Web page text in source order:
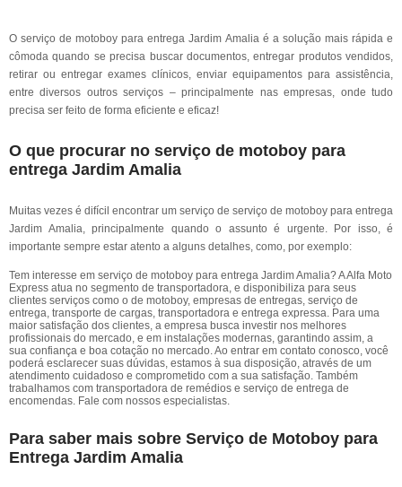
O serviço de motoboy para entrega Jardim Amalia é a solução mais rápida e
cômoda quando se precisa buscar documentos, entregar produtos vendidos,
retirar ou entregar exames clínicos, enviar equipamentos para assistência,
entre diversos outros serviços – principalmente nas empresas, onde tudo
precisa ser feito de forma eficiente e eficaz!
O que procurar no serviço de motoboy para
entrega Jardim Amalia
Muitas vezes é difícil encontrar um serviço de serviço de motoboy para entrega
Jardim Amalia, principalmente quando o assunto é urgente. Por isso, é
importante sempre estar atento a alguns detalhes, como, por exemplo:
Tem interesse em serviço de motoboy para entrega Jardim Amalia? A Alfa Moto
Express atua no segmento de transportadora, e disponibiliza para seus
clientes serviços como o de motoboy, empresas de entregas, serviço de
entrega, transporte de cargas, transportadora e entrega expressa. Para uma
maior satisfação dos clientes, a empresa busca investir nos melhores
profissionais do mercado, e em instalações modernas, garantindo assim, a
sua confiança e boa cotação no mercado. Ao entrar em contato conosco, você
poderá esclarecer suas dúvidas, estamos à sua disposição, através de um
atendimento cuidadoso e comprometido com a sua satisfação. Também
trabalhamos com transportadora de remédios e serviço de entrega de
encomendas. Fale com nossos especialistas.
Para saber mais sobre Serviço de Motoboy para
Entrega Jardim Amalia